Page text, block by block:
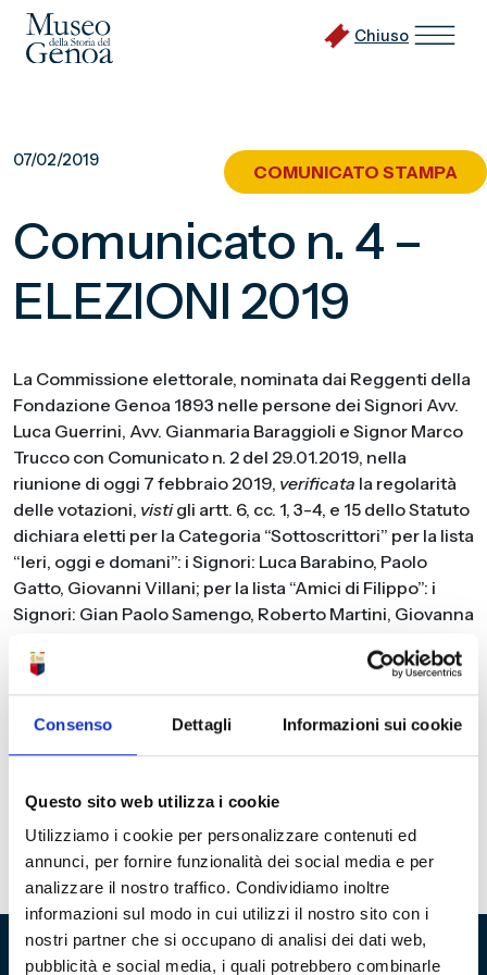
Consenso Dettagli Informazioni sui cookie
Questo sito web utilizza i cookie
Utilizziamo i cookie per personalizzare contenuti ed
annunci, per fornire funzionalità dei social media e per
analizzare il nostro traffico. Condividiamo inoltre
informazioni sul modo in cui utilizzi il nostro sito con i
nostri partner che si occupano di analisi dei dati web,
pubblicità e social media, i quali potrebbero combinarle
Chiuso
07/02/2019
COMUNICATO STAMPA
Comunicato n. 4 –
ELEZIONI 2019
La Commissione elettorale, nominata dai Reggenti della
Fondazione Genoa 1893 nelle persone dei Signori Avv.
Luca Guerrini, Avv. Gianmaria Baraggioli e Signor Marco
Trucco con Comunicato n. 2 del 29.01.2019, nella
riunione di oggi 7 febbraio 2019, verificata la regolarità
delle votazioni, vistigli artt. 6, cc. 1, 3-4, e 15 dello Statuto
dichiara eletti per la Categoria “Sottoscrittori” per la lista
“Ieri, oggi e domani”: i Signori: Luca Barabino, Paolo
Gatto, Giovanni Villani; per la lista “Amici di Filippo”: i
Signori: Gian Paolo Samengo, Roberto Martini, Giovanna
Liconti; per la Categoria “Abbonati-Sottoscrittori”: per la
lista “Amici di Filippo”: i Signori: Giorgio Guerello, Paolo
Lavagetto, Eugenio Segalerba, Riccardo Grossi. Genova,
7 febbraio 2019
Sig. Marco Trucco